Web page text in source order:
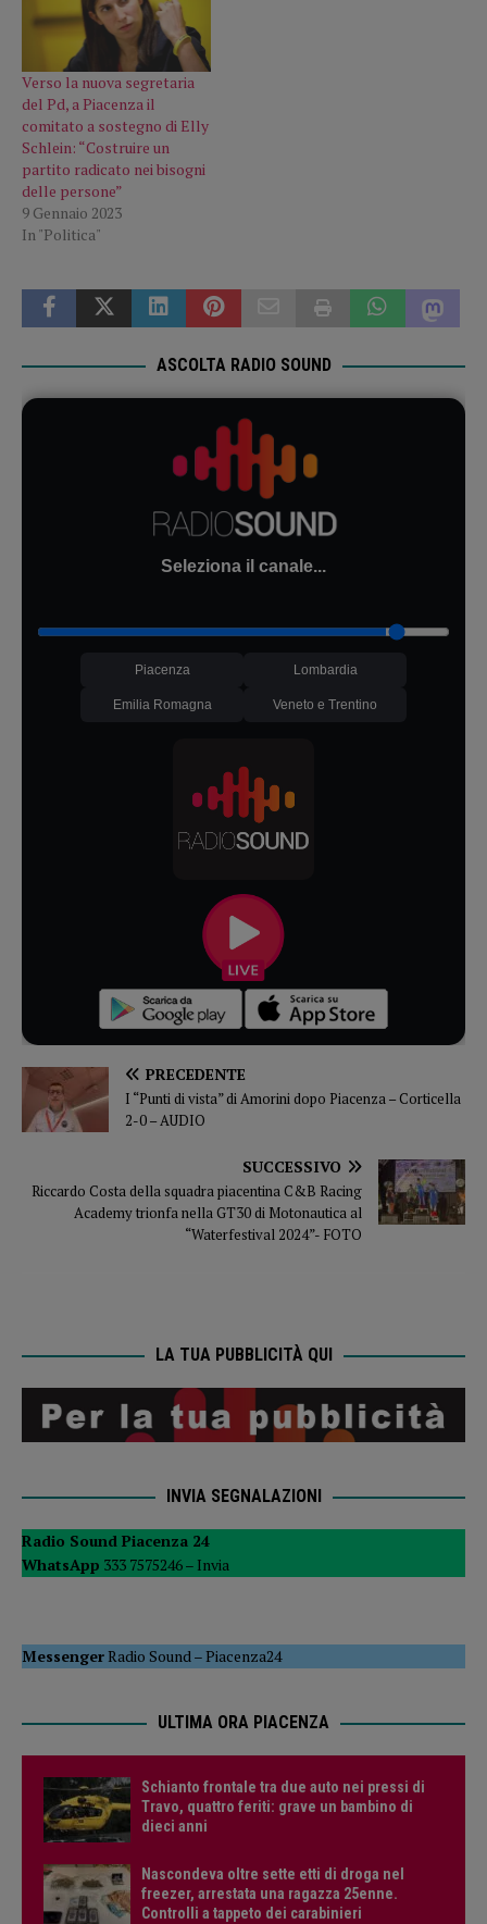
Verso la nuova segretaria
del Pd, a Piacenza il
comitato a sostegno di Elly
Schlein: “Costruire un
partito radicato nei bisogni
delle persone”
9 Gennaio 2023
In "Politica"
ASCOLTA RADIO SOUND
Seleziona il canale...
Piacenza Lombardia
Emilia Romagna Veneto e Trentino
PRECEDENTE
I “Punti di vista” di Amorini dopo Piacenza – Corticella
2-0 – AUDIO
SUCCESSIVO
Riccardo Costa della squadra piacentina C&B Racing
Academy trionfa nella GT30 di Motonautica al
“Waterfestival 2024”- FOTO
LA TUA PUBBLICITÀ QUI
INVIA SEGNALAZIONI
Radio Sound Piacenza 24
WhatsApp 333 7575246 – Invia
MessengerRadio Sound–Piacenza24
ULTIMA ORA PIACENZA
Schianto frontale tra due auto nei pressi di
Travo, quattro feriti: grave un bambino di
dieci anni
Nascondeva oltre sette etti di droga nel
freezer, arrestata una ragazza 25enne.
Controlli a tappeto dei carabinieri